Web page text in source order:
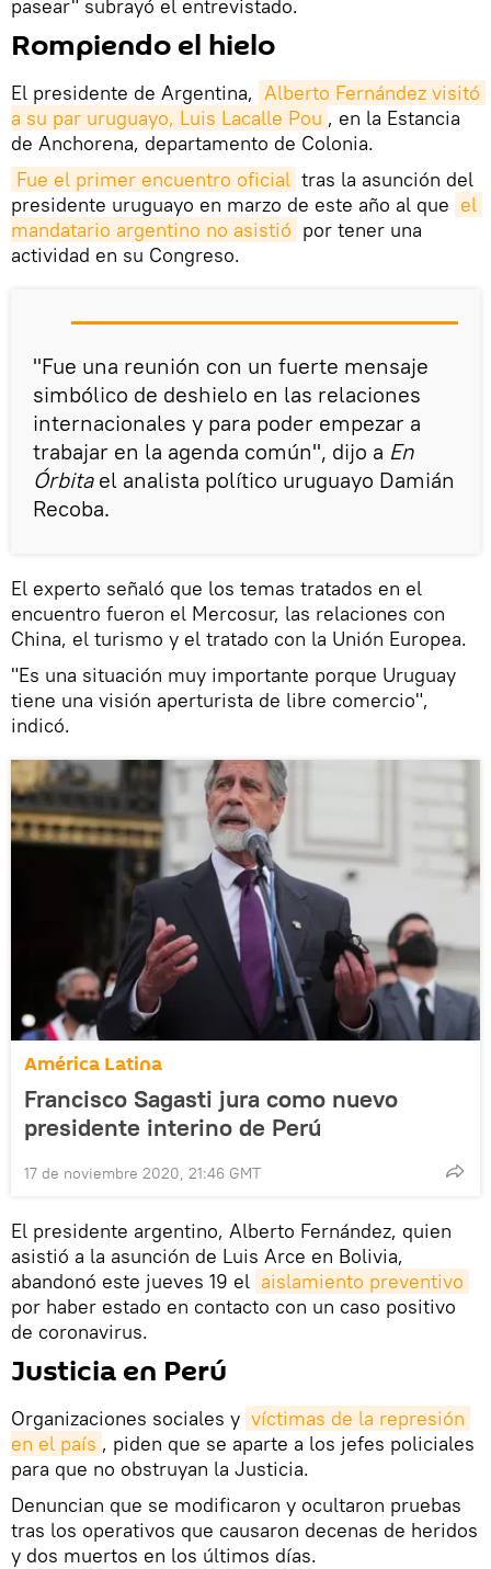
pasear" subrayó el entrevistado.
Rompiendo el hielo
El presidente de Argentina, Alberto Fernández visitó
a su par uruguayo, Luis Lacalle Pou , en la Estancia
de Anchorena, departamento de Colonia.
Fue el primer encuentro oficial tras la asunción del
presidente uruguayo en marzo de este año al que el
mandatario argentino no asistió por tener una
actividad en su Congreso.
"Fue una reunión con un fuerte mensaje
simbólico de deshielo en las relaciones
internacionales y para poder empezar a
trabajar en la agenda común", dijo a En
Órbitael analista político uruguayo Damián
Recoba.
El experto señaló que los temas tratados en el
encuentro fueron el Mercosur, las relaciones con
China, el turismo y el tratado con la Unión Europea.
"Es una situación muy importante porque Uruguay
tiene una visión aperturista de libre comercio",
indicó.
América Latina
Francisco Sagasti jura como nuevo
presidente interino de Perú
17 de noviembre 2020, 21:46 GMT
El presidente argentino, Alberto Fernández, quien
asistió a la asunción de Luis Arce en Bolivia,
abandonó este jueves 19 el aislamiento preventivo
por haber estado en contacto con un caso positivo
de coronavirus.
Justicia en Perú
Organizaciones sociales y víctimas de la represión
en el país , piden que se aparte a los jefes policiales
para que no obstruyan la Justicia.
Denuncian que se modificaron y ocultaron pruebas
tras los operativos que causaron decenas de heridos
y dos muertos en los últimos días.